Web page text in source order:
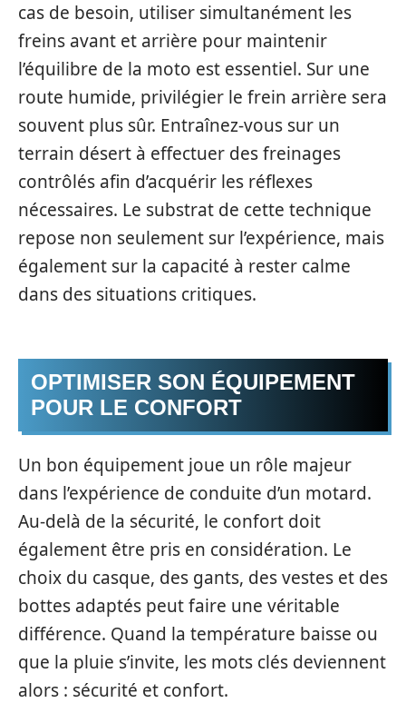
cas de besoin, utiliser simultanément les
freins avant et arrière pour maintenir
l’équilibre de la moto est essentiel. Sur une
route humide, privilégier le frein arrière sera
souvent plus sûr. Entraînez-vous sur un
terrain désert à effectuer des freinages
contrôlés afin d’acquérir les réflexes
nécessaires. Le substrat de cette technique
repose non seulement sur l’expérience, mais
également sur la capacité à rester calme
dans des situations critiques.
OPTIMISER SON ÉQUIPEMENT
POUR LE CONFORT
Un bon équipement joue un rôle majeur
dans l’expérience de conduite d’un motard.
Au-delà de la sécurité, le confort doit
également être pris en considération. Le
choix du casque, des gants, des vestes et des
bottes adaptés peut faire une véritable
différence. Quand la température baisse ou
que la pluie s’invite, les mots clés deviennent
alors : sécurité et confort.